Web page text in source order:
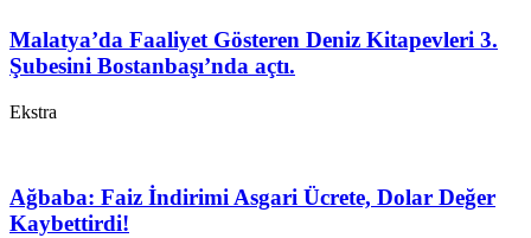
Malatya’da Faaliyet Gösteren Deniz Kitapevleri 3.
Şubesini Bostanbaşı’nda açtı.
Ekstra
Ağbaba: Faiz İndirimi Asgari Ücrete, Dolar Değer
Kaybettirdi!